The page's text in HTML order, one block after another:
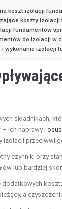
na koszt izolacji
koszty
fundamentów
do izolacji w
i wykonanie izolacji
składnikach,
ich naprawy i
izolacji
czynnik; przy
lub bardziej
dodatkowych
a